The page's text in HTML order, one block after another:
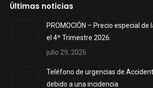
Últimas noticias
PROMOCIÓN – Precio especial de
el 4º Trimestre 2026.
julio 29, 2026
Teléfono de urgencias de
debido a una incidencia